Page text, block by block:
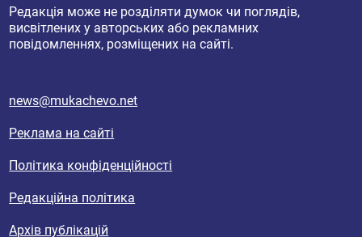
Редакція може не розділяти думок чи поглядів,
висвітлених у авторських або рекламних
повідомленнях, розміщених на сайті.
news@mukachevo.net
Реклама на сайті
Політика конфіденційності
Редакційна політика
Архів публікацій